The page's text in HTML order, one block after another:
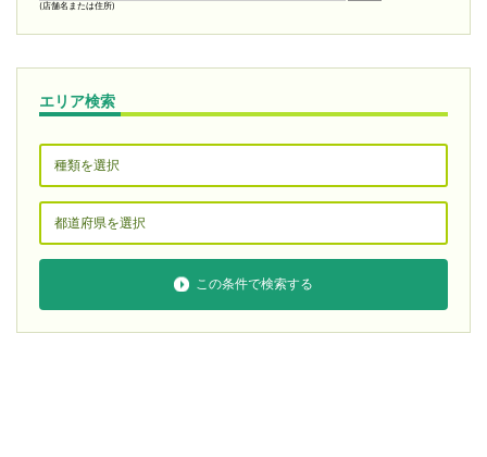
(店舗名または住所)
エリア検索
この条件で検索する